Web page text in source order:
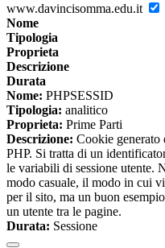
www.davincisomma.edu.it
Nome
Tipologia
Proprieta
Descrizione
Durata
Nome: PHPSESSID
Tipologia: analitico
Proprieta: Prime Parti
Descrizione: Cookie generato
PHP. Si tratta di un
le variabili di sessione utente.
modo casuale, il modo in cui
per il sito, ma un buon
un utente tra le pagine.
Durata: Sessione